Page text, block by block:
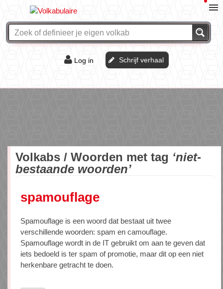
Log in Schrijf verhaal
Volkabs / Woorden met tag ‘niet-
bestaande woorden’
spamouflage
Spamouflage is een woord dat bestaat uit twee
verschillende woorden: spam en camouflage.
Spamouflage wordt in de IT gebruikt om aan te geven dat
iets bedoeld is ter spam of promotie, maar dit op een niet
herkenbare getracht te doen.